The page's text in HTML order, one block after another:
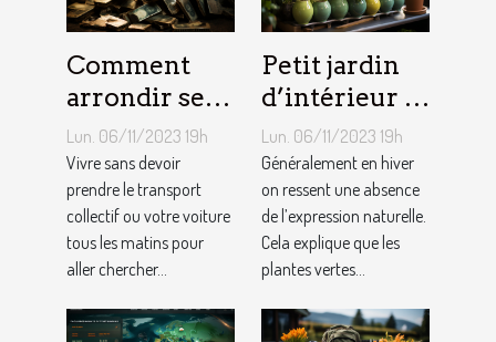
Comment
arrondir ses
fins du mois
avec
l’internet ?
Lun. 06/11/2023 19h
Vivre sans devoir
prendre le transport
collectif ou votre voiture
tous les matins pour
aller chercher...
Petit jardin
d’intérieur :
comment en
créer chez
soi ?
Lun. 06/11/2023 19h
Généralement en hiver
on ressent une absence
de l’expression naturelle.
Cela explique que les
plantes vertes...